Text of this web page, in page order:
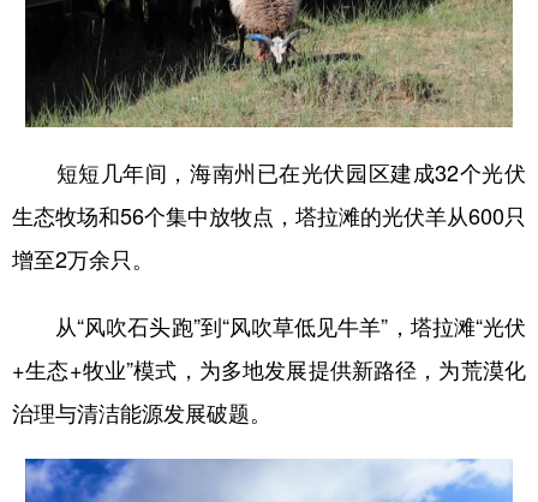
短短几年间，海南州已在光伏园区建成32个光伏
生态牧场和56个集中放牧点，塔拉滩的光伏羊从600只
增至2万余只。
从“风吹石头跑”到“风吹草低见牛羊”，塔拉滩“光伏
+生态+牧业”模式，为多地发展提供新路径，为荒漠化
治理与清洁能源发展破题。